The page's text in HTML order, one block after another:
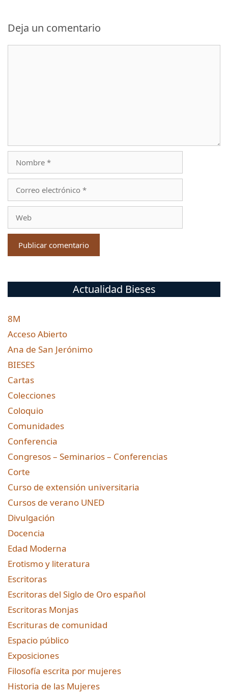
Deja un comentario
electrónico
Actualidad Bieses
8M
Acceso Abierto
Ana de San Jerónimo
BIESES
Cartas
Colecciones
Coloquio
Comunidades
Conferencia
Congresos – Seminarios – Conferencias
Corte
Curso de extensión universitaria
Cursos de verano UNED
Divulgación
Docencia
Edad Moderna
Erotismo y literatura
Escritoras
Escritoras del Siglo de Oro español
Escritoras Monjas
Escrituras de comunidad
Espacio público
Exposiciones
Filosofía escrita por mujeres
Historia de las Mujeres